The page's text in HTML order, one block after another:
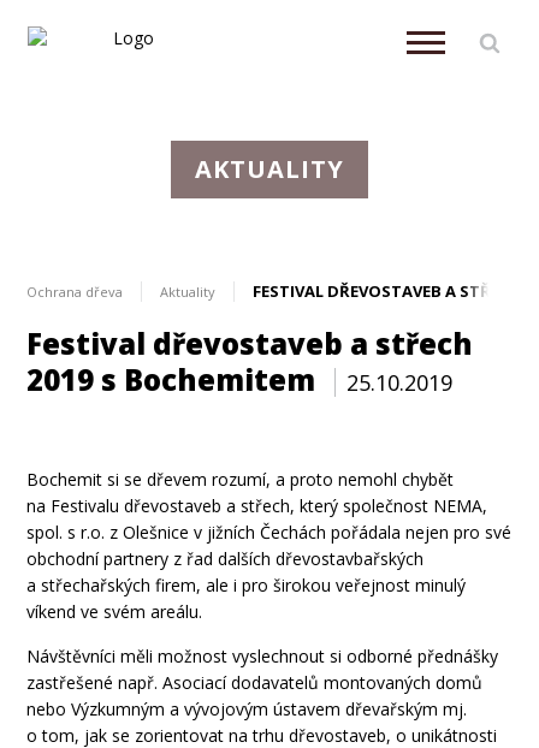
AKTUALITY
Ochrana dřeva Aktuality FESTIVAL DŘEVOSTAVEB A STŘECH
Festival dřevostaveb a střech
2019 s Bochemitem
25.10.2019
Bochemit si se dřevem rozumí, a proto nemohl chybět
na Festivalu dřevostaveb a střech, který společnost NEMA,
spol. s r.o. z Olešnice v jižních Čechách pořádala nejen pro své
obchodní partnery z řad dalších dřevostavbařských
a střechařských firem, ale i pro širokou veřejnost minulý
víkend ve svém areálu.
Návštěvníci měli možnost vyslechnout si odborné přednášky
zastřešené např. Asociací dodavatelů montovaných domů
nebo Výzkumným a vývojovým ústavem dřevařským mj.
o tom, jak se zorientovat na trhu dřevostaveb, o unikátnosti